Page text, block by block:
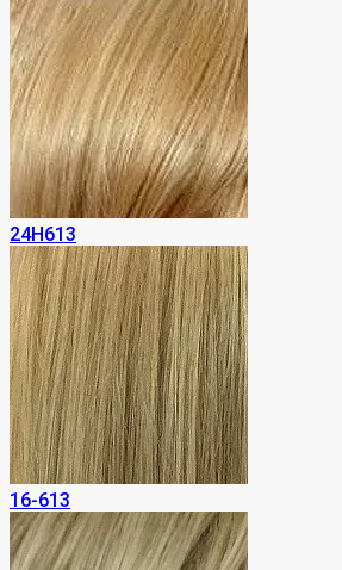
24H613
16-613